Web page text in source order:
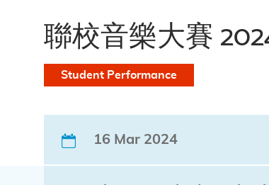
聯校音樂大賽
Student Performance
16 Mar 2024